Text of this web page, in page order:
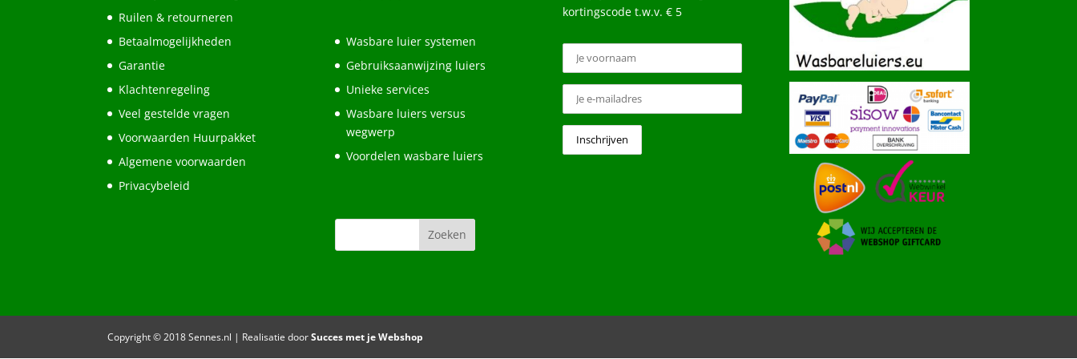
Ruilen & retourneren
Betaalmogelijkheden
Garantie
Klachtenregeling
Veel gestelde vragen
Voorwaarden Huurpakket
Algemene voorwaarden
Privacybeleid
Wasbare luier systemen
Gebruiksaanwijzing luiers
Unieke services
Wasbare luiers versus
wegwerp
Voordelen wasbare luiers
kortingscode t.w.v. € 5
Copyright © 2018 Sennes.nl | Realisatie doorSucces met je Webshop